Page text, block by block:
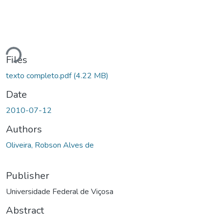
Loading...
Files
texto completo.pdf(4.22 MB)
Date
2010-07-12
Authors
Oliveira, Robson Alves de
Publisher
Universidade Federal de Viçosa
Abstract